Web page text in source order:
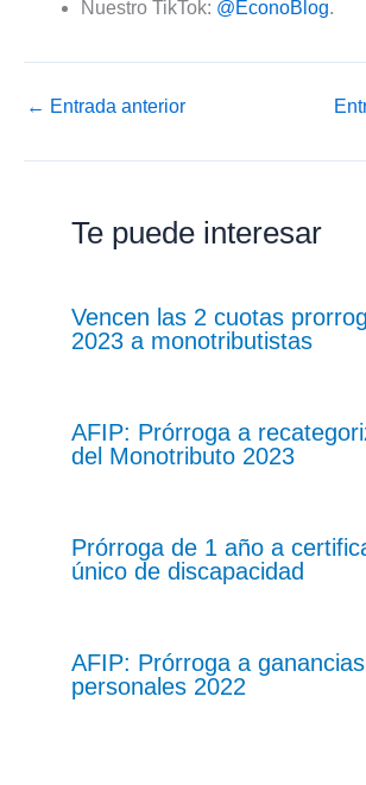
Nuestro TikTok: @EconoBlog.
← Entrada anterior
Te puede interesar
Vencen las 2 cuotas
2023 a monotributistas
AFIP: Prórroga a
del Monotributo 2023
Prórroga de 1 año a
único de discapacidad
AFIP: Prórroga a
personales 2022